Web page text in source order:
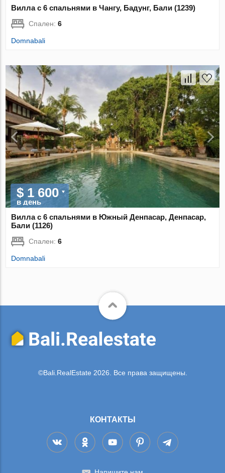
Вилла с 6 спальнями в Чангу, Бадунг, Бали (1239)
Спален:6
Domnabali
$ 1 600
в день
Вилла с 6 спальнями в Южный Денпасар, Денпасар,
Бали (1126)
Спален:6
Domnabali
©Bali.RealEstate 2026. Все права защищены.
КОНТАКТЫ